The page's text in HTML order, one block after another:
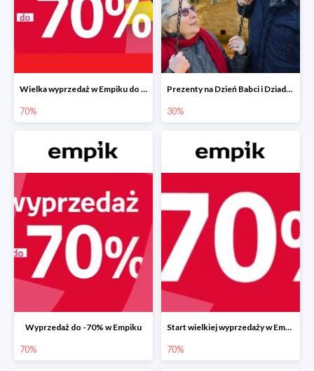
Wielka wyprzedaż w Empiku do -70%
70%
Prezenty na Dzień Babci i Dziadka w Empiku do -30%
30%
Wyprzedaż do -70% w Empiku
70%
Start wielkiej wyprzedaży w Empiku do -70%
70%